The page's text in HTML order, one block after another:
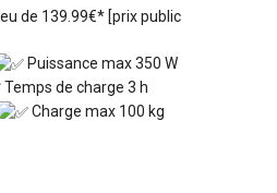
de 139.99€* [prix public
Puissance max 350 W
Temps de charge 3 h
Charge max 100 kg